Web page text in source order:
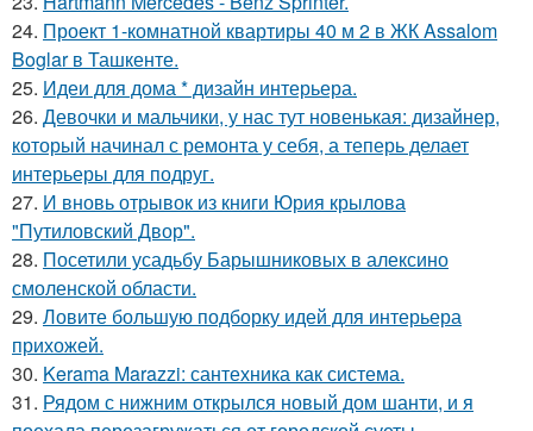
24. Проект 1-комнатной квартиры 40 м 2 в ЖК Assalom
Boglar в Ташкенте.
25. Идеи для дома * дизайн интерьера.
26. Девочки и мальчики, у нас тут новенькая: дизайнер,
который начинал с ремонта у себя, а теперь делает
интерьеры для подруг.
27. И вновь отрывок из книги Юрия крылова
"Путиловский Двор".
28. Посетили усадьбу Барышниковых в алексино
смоленской области.
29. Ловите большую подборку идей для интерьера
прихожей.
30. Kerama Marazzi: сантехника как система.
31. Рядом с нижним открылся новый дом шанти, и я